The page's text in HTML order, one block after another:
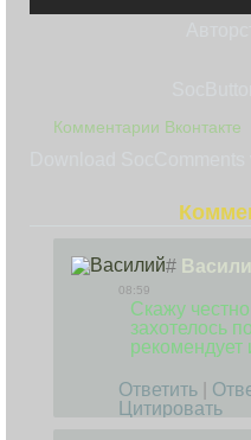
Комментарии Вконтакте
#
08:59
Скажу
захотелось
рекомендует
Ответить
Цитировать